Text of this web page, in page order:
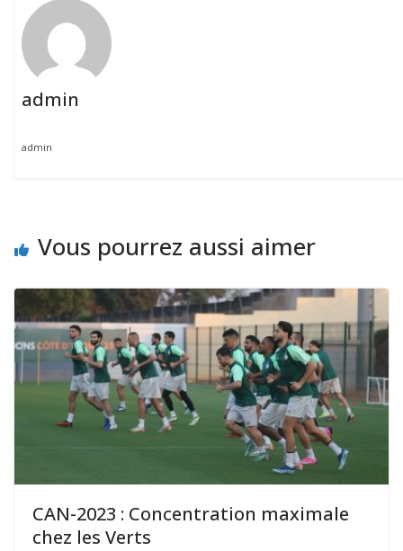
admin
admin
Vous pourrez aussi aimer
CAN-2023 : Concentration maximale
chez les Verts